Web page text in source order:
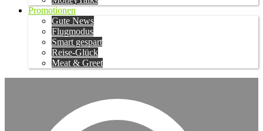
Promotionen
Gute News
Flugmodus
Smart gespart
Reise-Glück
Meat & Greet